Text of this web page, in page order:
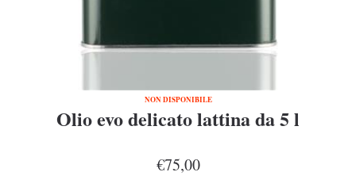
NON DISPONIBILE
Olio evo delicato lattina da 5 l
€75,00